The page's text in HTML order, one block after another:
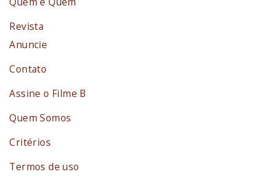
Revista
Anuncie
Contato
Assine o Filme B
Quem Somos
Critérios
Termos de uso